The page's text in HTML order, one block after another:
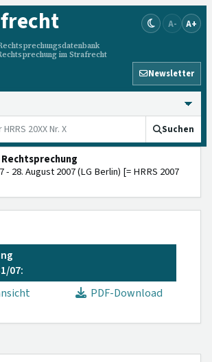
im Strafrecht
A- A+
Newsletter
Suchen
Rechtsprechung
- 28. August 2007 (LG Berlin) [= HRRS 2007
07:
PDF-Download